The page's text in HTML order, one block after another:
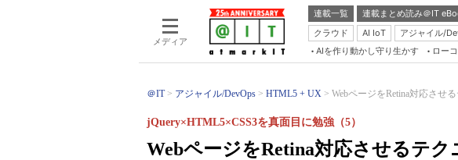
メディア
連載一覧 連載まとめ読み＠IT
クラウド
AI IoT アジャイル/
AIを作り動かし守り生かす ロー
＠IT アジャイル/DevOps HTML5 + UX WebページをRetina対応させ
WebページをRetina対応させるテク
jQuery×HTML5×CSS3を真面目に勉強（5）